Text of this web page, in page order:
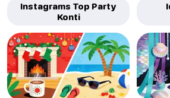
Instagrams Top Party
Konti